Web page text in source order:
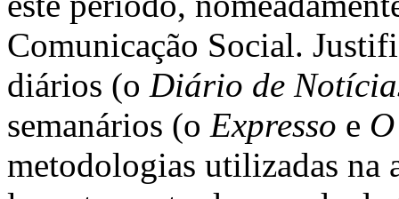
Comunicação Social.
diários (o Diário de
semanários (o Expresso e
metodologias utilizadas na